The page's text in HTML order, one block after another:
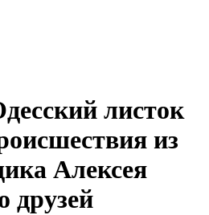
листок
из
Алексея
друзей